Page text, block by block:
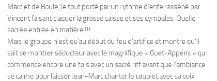
Marc et de Boule, le tout porté par un rythme d’enfer asséné par
Vincent faisant claquer la grosse caisse et ses cymbales. Quelle
sacrée entrée en matière !!!
Mais le groupe n’est qu’au début du feu d’artifice et montre qu’il
sait se montrer séducteur avec le magnifique « Guet-Appens » qui
commence encore une fois avec un sacré riff avant que l’ambiance
se calme pour laisser Jean-Marc chanter le couplet avec sa voix